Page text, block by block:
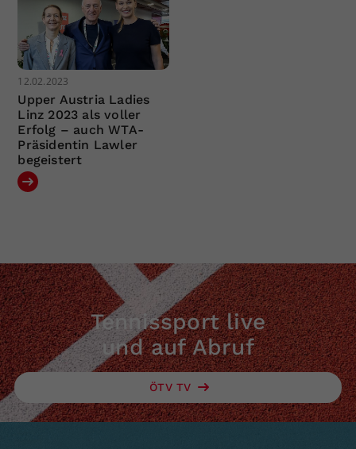
12.02.2023
Upper Austria Ladies
Linz 2023 als voller
Erfolg – auch WTA-
Präsidentin Lawler
begeistert
Tennissport live
und auf Abruf
ÖTV TV